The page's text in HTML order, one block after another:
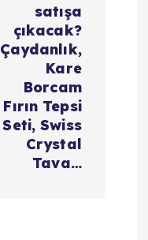
satışa
çıkacak?
Çaydanlık,
Kare
Borcam
Fırın Tepsi
Seti, Swiss
Crystal
Tava…